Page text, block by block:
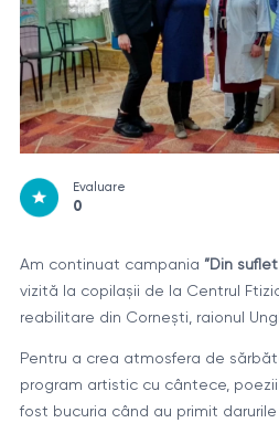
Evaluare
0
Am continuat campania ”Din
vizită la copilașii de la Centrul
reabilitare din Cornești, raionul
Pentru a crea atmosfera de
program artistic cu cântece,
fost bucuria când au primit